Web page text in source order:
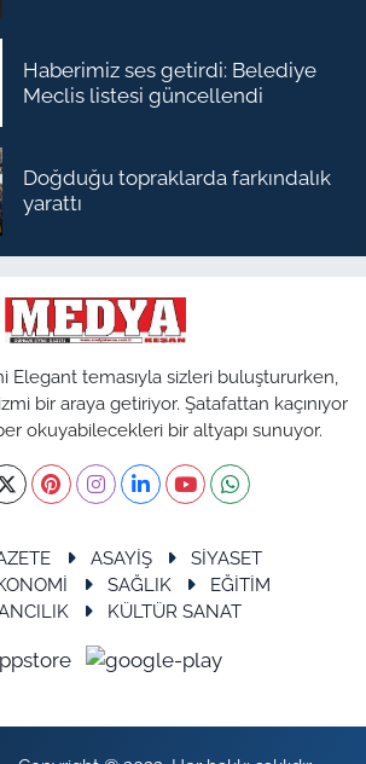
Haberimiz ses getirdi: Belediye
Meclis listesi güncellendi
Doğduğu topraklarda farkındalık
yarattı
Elegant temasıyla sizleri buluştururken,
bir araya getiriyor. Şatafattan kaçınıyor
okuyabilecekleri bir altyapı sunuyor.
ASAYİŞ
SİYASET
SAĞLIK
EĞİTİM
KÜLTÜR SANAT